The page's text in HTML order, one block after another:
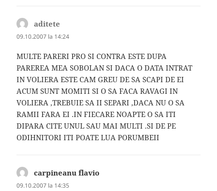
aditete
09.10.2007 la 14:24
MULTE PARERI PRO SI CONTRA ESTE DUPA
PAREREA MEA SOBOLAN SI DACA O DATA INTRAT
IN VOLIERA ESTE CAM GREU DE SA SCAPI DE EI
ACUM SUNT MOMITI SI O SA FACA RAVAGI IN
VOLIERA ,TREBUIE SA II SEPARI ,DACA NU O SA
RAMII FARA EI .IN FIECARE NOAPTE O SA ITI
DIPARA CITE UNUL SAU MAI MULTI .SI DE PE
ODIHNITORI ITI POATE LUA PORUMBEII
carpineanu flavio
09.10.2007 la 14:35